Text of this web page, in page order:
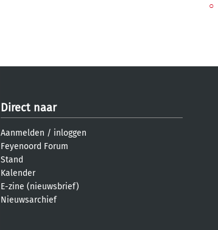
Direct naar
Aanmelden / inloggen
Feyenoord Forum
Stand
Kalender
E-zine (nieuwsbrief)
Nieuwsarchief